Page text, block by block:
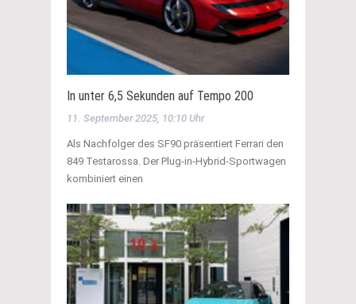
In unter 6,5 Sekunden auf Tempo 200
11. September 2025, 10:10 Uhr
Als Nachfolger des SF90 präsentiert Ferrari den
849 Testarossa. Der Plug-in-Hybrid-Sportwagen
kombiniert einen